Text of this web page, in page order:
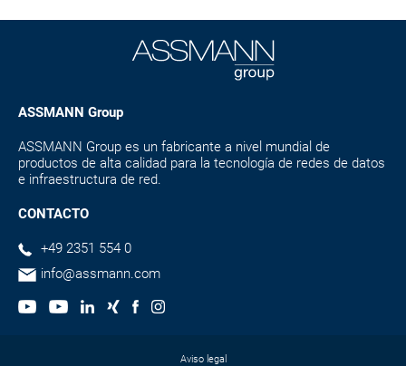
ASSMANN Group
ASSMANN Group es un fabricante a nivel mundial de
productos de alta calidad para la tecnología de redes de datos
e infraestructura de red.
CONTACTO
+49 2351 554 0
info@assmann.com
Aviso legal